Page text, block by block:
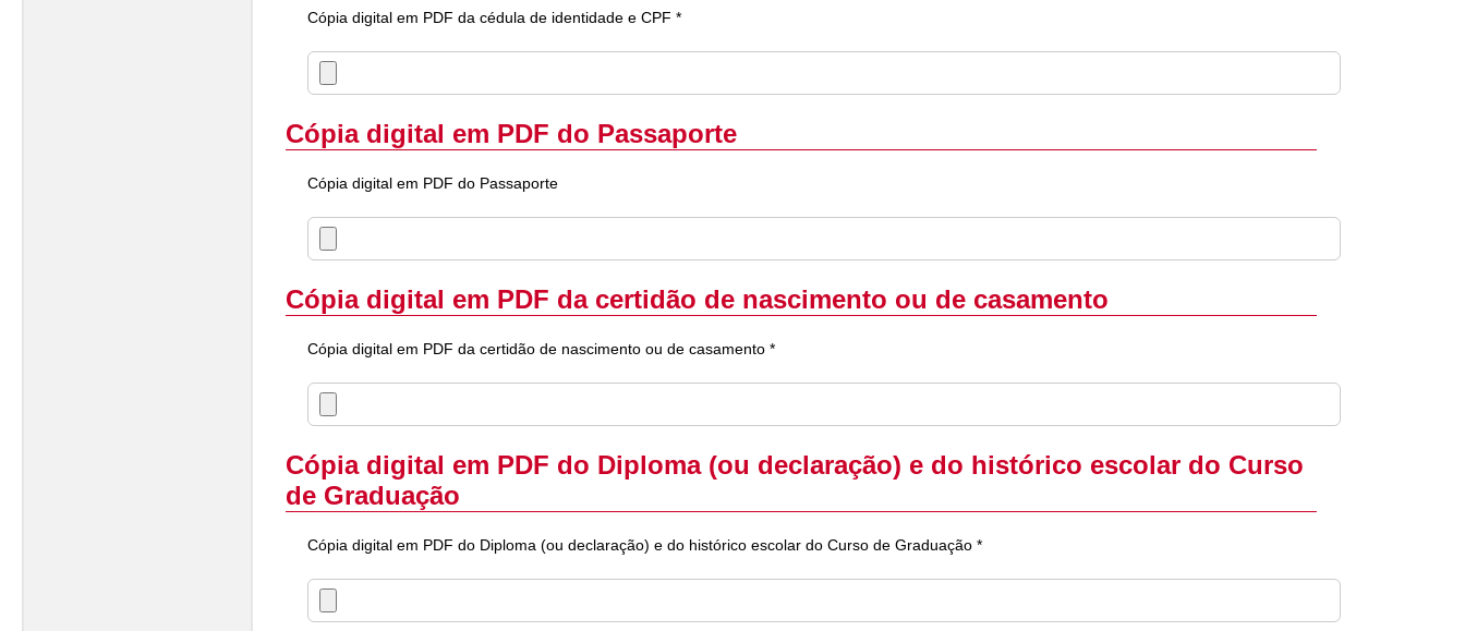
Cópia digital em PDF da cédula de identidade e CPF *
Cópia digital em PDF do Passaporte
Cópia digital em PDF do Passaporte
Cópia digital em PDF da certidão de nascimento ou de casamento
Cópia digital em PDF da certidão de nascimento ou de casamento *
Cópia digital em PDF do Diploma (ou declaração) e do histórico escolar do Curso
de Graduação
Cópia digital em PDF do Diploma (ou declaração) e do histórico escolar do Curso de Graduação *